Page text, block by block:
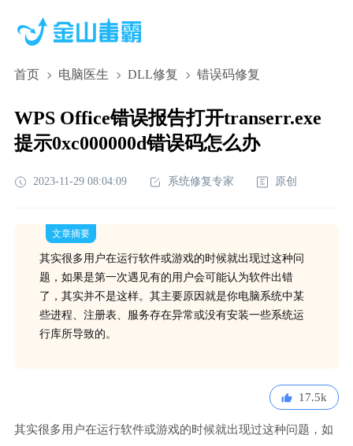
首页 电脑医生 DLL修复 错误码修复
WPS Office错误报告打开transerr.exe
提示0xc000000d错误码怎么办
2023-11-29 08:04:09 系统修复专家 原创
文章摘要
其实很多用户在运行软件或游戏的时候就出现过这种问
题，如果是第一次遇见有的用户会可能认为软件出错
了，其实并不是这样。其主要原因就是你电脑系统中某
些进程、注册表、服务存在异常或没有安装一些系统运
行库所导致的。
17.5k
其实很多用户在运行软件或游戏的时候就出现过这种问题，如